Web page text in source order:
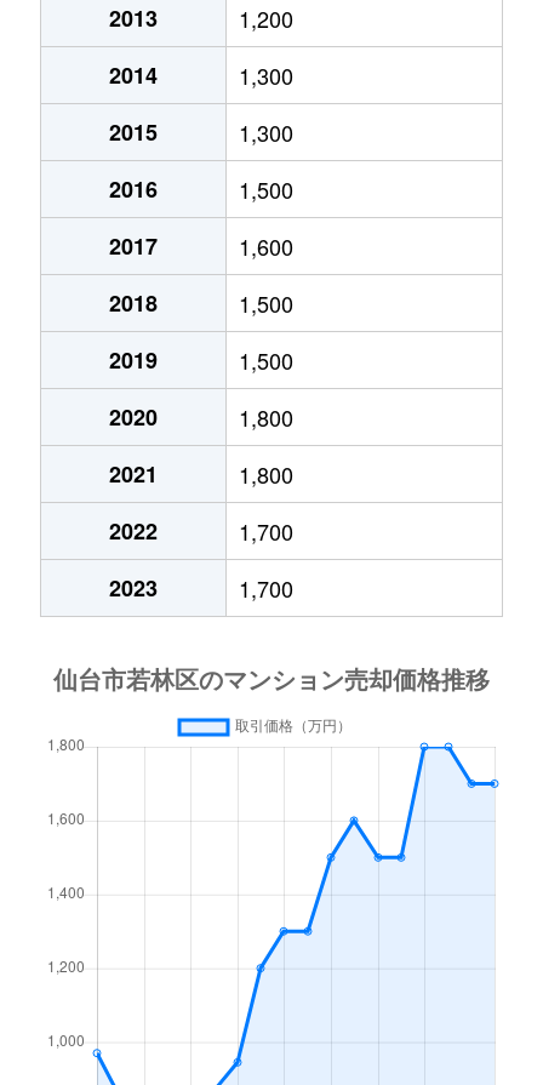
380万円 仙台
400万円 宮城野通
4,300万円 宮城野通
530万円 愛宕橋
1,400万円 愛宕橋
1,500万円 愛宕橋
遠見塚
1,700万円 薬師堂(宮城)
1,400万円 卸町(宮城)
1,700万円 卸町(宮城)
2,200万円 薬師堂(宮城)
1,000万円 薬師堂(宮城)
中倉
2,700万円 薬師堂(宮城)
徒歩15分
2,000万円 薬師堂(宮城)
徒歩8分
古城
河原町(宮城)
古城
河原町(宮城)
2,300万円
2,100万円
大和町
1,700万円
2013
1,200
2014
1,300
2015
1,300
2016
1,500
2017
1,600
2018
1,500
2019
1,500
2020
1,800
2021
1,800
2022
1,700
2023
1,700